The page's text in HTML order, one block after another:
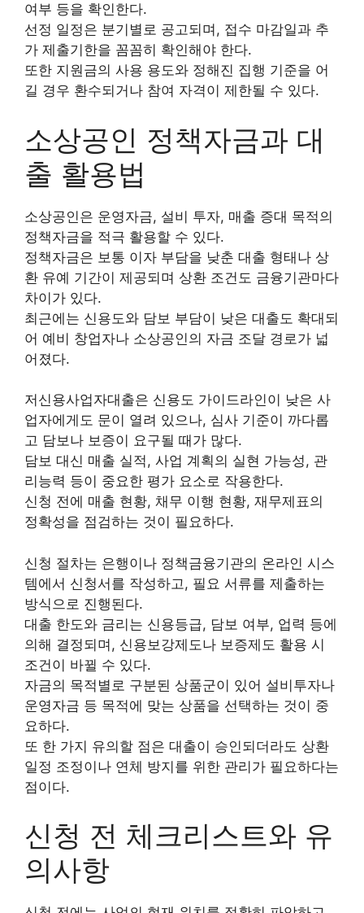
여부 등을 확인한다.
선정 일정은 분기별로 공고되며, 접수 마감일과 추
가 제출기한을 꼼꼼히 확인해야 한다.
또한 지원금의 사용 용도와 정해진 집행 기준을 어
길 경우 환수되거나 참여 자격이 제한될 수 있다.
소상공인 정책자금과 대
출 활용법
소상공인은 운영자금, 설비 투자, 매출 증대 목적의
정책자금을 적극 활용할 수 있다.
정책자금은 보통 이자 부담을 낮춘 대출 형태나 상
환 유예 기간이 제공되며 상환 조건도 금융기관마다
차이가 있다.
최근에는 신용도와 담보 부담이 낮은 대출도 확대되
어 예비 창업자나 소상공인의 자금 조달 경로가 넓
어졌다.
저신용사업자대출은 신용도 가이드라인이 낮은 사
업자에게도 문이 열려 있으나, 심사 기준이 까다롭
고 담보나 보증이 요구될 때가 많다.
담보 대신 매출 실적, 사업 계획의 실현 가능성, 관
리능력 등이 중요한 평가 요소로 작용한다.
신청 전에 매출 현황, 채무 이행 현황, 재무제표의
정확성을 점검하는 것이 필요하다.
신청 절차는 은행이나 정책금융기관의 온라인 시스
템에서 신청서를 작성하고, 필요 서류를 제출하는
방식으로 진행된다.
대출 한도와 금리는 신용등급, 담보 여부, 업력 등에
의해 결정되며, 신용보강제도나 보증제도 활용 시
조건이 바뀔 수 있다.
자금의 목적별로 구분된 상품군이 있어 설비투자나
운영자금 등 목적에 맞는 상품을 선택하는 것이 중
요하다.
또 한 가지 유의할 점은 대출이 승인되더라도 상환
일정 조정이나 연체 방지를 위한 관리가 필요하다는
점이다.
신청 전 체크리스트와 유
의사항